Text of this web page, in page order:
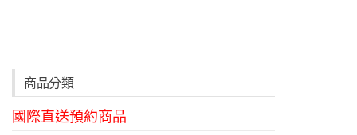
商品分類
國際直送預約商品